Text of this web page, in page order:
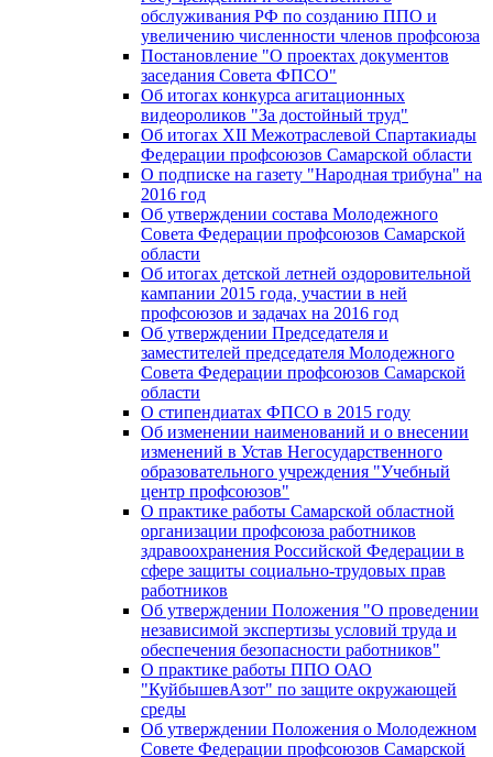
обслуживания РФ по созданию ППО и
увеличению численности членов профсоюза
Постановление "О проектах документов
заседания Совета ФПСО"
Об итогах конкурса агитационных
видеороликов "За достойный труд"
Об итогах XII Межотраслевой Спартакиады
Федерации профсоюзов Самарской области
О подписке на газету "Народная трибуна" на
2016 год
Об утверждении состава Молодежного
Совета Федерации профсоюзов Самарской
области
Об итогах детской летней оздоровительной
кампании 2015 года, участии в ней
профсоюзов и задачах на 2016 год
Об утверждении Председателя и
заместителей председателя Молодежного
Совета Федерации профсоюзов Самарской
области
О стипендиатах ФПСО в 2015 году
Об изменении наименований и о внесении
изменений в Устав Негосударственного
образовательного учреждения "Учебный
центр профсоюзов"
О практике работы Самарской областной
организации профсоюза работников
здравоохранения Российской Федерации в
сфере защиты социально-трудовых прав
работников
Об утверждении Положения "О проведении
независимой экспертизы условий труда и
обеспечения безопасности работников"
О практике работы ППО ОАО
"КуйбышевАзот" по защите окружающей
среды
Об утверждении Положения о Молодежном
Совете Федерации профсоюзов Самарской